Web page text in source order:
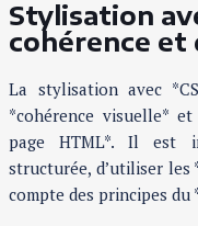
Stylisation
cohérence et
La stylisation avec
*cohérence visuelle*
page HTML*. Il est
structurée, d’utiliser les
compte des principes